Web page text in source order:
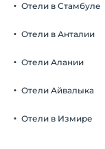
Отели в Стамбуле
Отели в Анталии
Отели Алании
Отели Айвалыка
Отели в Измире